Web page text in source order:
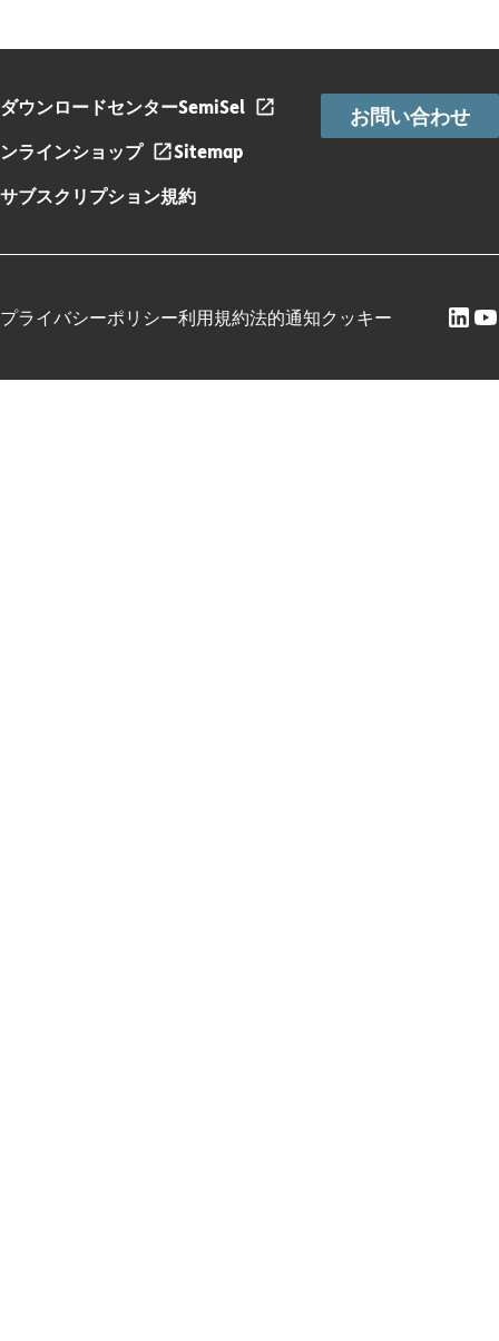
ダウンロードセンターSemiSel
ンラインショップ
Sitemap
サブスクリプション規約
お問い合わせ
プライバシーポリシー利用規約法的通知クッキー